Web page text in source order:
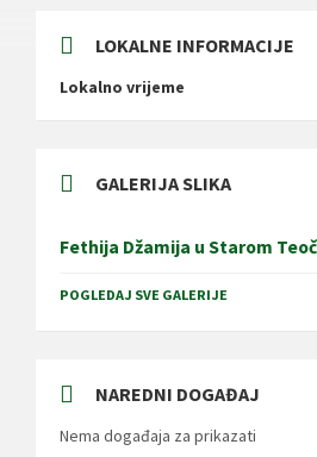
LOKALNE INFORMACIJE
Lokalno vrijeme
GALERIJA SLIKA
Fethija Džamija u Starom
POGLEDAJ SVE GALERIJE
NAREDNI DOGAĐAJ
Nema događaja za prikazati